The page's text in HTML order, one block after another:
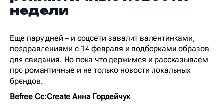
недели
Еще пару дней – и соцсети завалит валентинками,
поздравлениями с 14 февраля и подборками образов
для свидания. Но пока что держимся и рассказываем
про романтичные и не только новости локальных
брендов.
Befree Co:Create Анна Гордейчук